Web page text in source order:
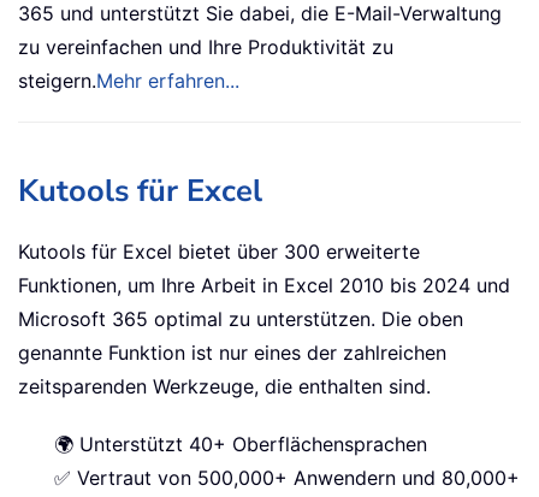
365 und unterstützt Sie dabei, die E-Mail-Verwaltung
zu vereinfachen und Ihre Produktivität zu
steigern.Mehr erfahren...
Kutools für Excel
Kutools für Excel bietet über 300 erweiterte
Funktionen, um Ihre Arbeit in Excel 2010 bis 2024 und
Microsoft 365 optimal zu unterstützen. Die oben
genannte Funktion ist nur eines der zahlreichen
zeitsparenden Werkzeuge, die enthalten sind.
🌍 Unterstützt 40+ Oberflächensprachen
✅ Vertraut von 500,000+ Anwendern und 80,000+